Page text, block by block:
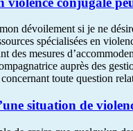
dévoilement si je ne
spécialisées en
des mesures
auprès des
toute question
situation de